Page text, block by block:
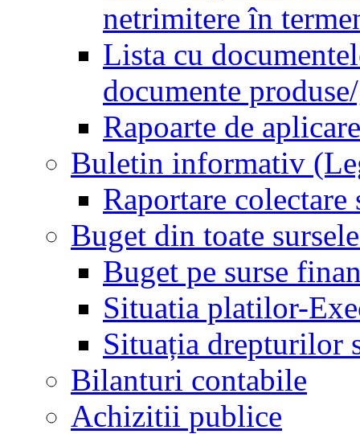
netrimitere în
Lista cu
documente
Rapoarte de
Buletin informativ
Raportare colectare
Buget din toate
Buget pe surse
Situatia platilor-
Situația drepturilor
Bilanturi contabile
Achizitii publice